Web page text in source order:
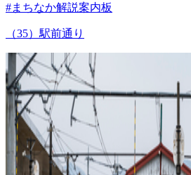
#まちなか解説案内板
（35）駅前通り